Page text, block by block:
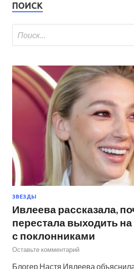
ПОИСК
ЗВЕЗДЫ
Ивлеева рассказала,
перестала выходить на
с поклонниками
Оставьте комментарий
Блогер Настя Ивлеева